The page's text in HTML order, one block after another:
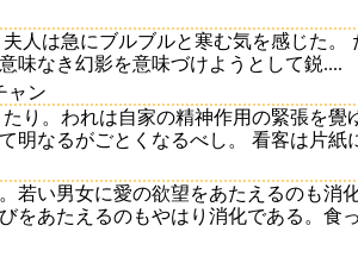
人は急にブルブルと寒む気を感じた。
味なき幻影を意味づけようとして鋭....
ャン
り。われは自家の精神作用の緊張を覺
明なるがごとくなるべし。 看客は片紙
若い男女に愛の欲望をあたえるのも消
をあたえるのもやはり消化である。食